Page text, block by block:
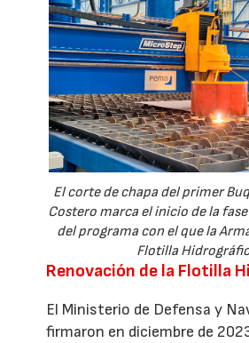
El corte de chapa del primer
Costero marca el inicio de la
del programa con el que la
Flotilla
Renovación de la Flotilla
El Ministerio de Defensa y
firmaron en diciembre de